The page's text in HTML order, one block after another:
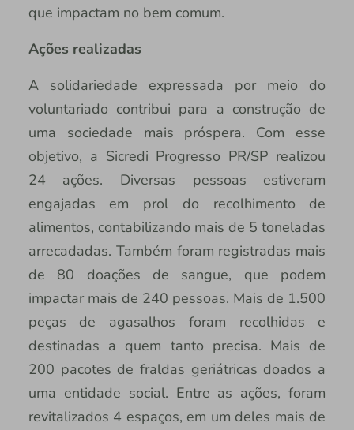
que impactam no bem comum.
Ações realizadas
A solidariedade expressada por meio do
voluntariado contribui para a construção de
uma sociedade mais próspera. Com esse
objetivo, a Sicredi Progresso PR/SP realizou
24 ações. Diversas pessoas estiveram
engajadas em prol do recolhimento de
alimentos, contabilizando mais de 5 toneladas
arrecadadas. Também foram registradas mais
de 80 doações de sangue, que podem
impactar mais de 240 pessoas. Mais de 1.500
peças de agasalhos foram recolhidas e
destinadas a quem tanto precisa. Mais de
200 pacotes de fraldas geriátricas doados a
uma entidade social. Entre as ações, foram
revitalizados 4 espaços, em um deles mais de